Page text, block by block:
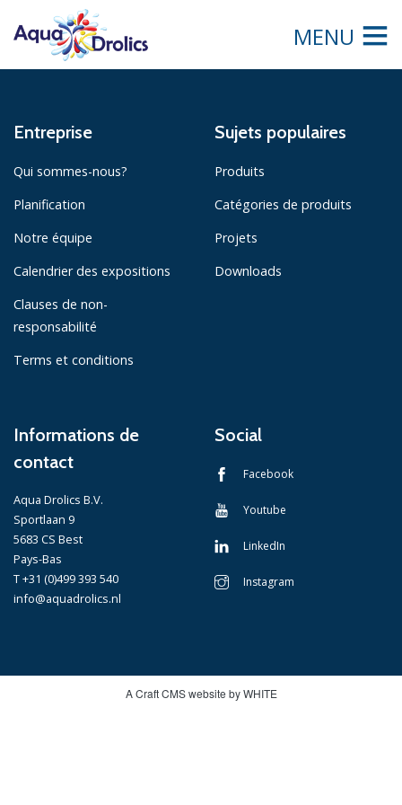
MENU
Entreprise
Qui sommes-nous?
Planification
Notre équipe
Calendrier des expositions
Clauses de non-
responsabilité
Terms et conditions
Sujets populaires
Produits
Catégories de produits
Projets
Downloads
Informations de
contact
Aqua Drolics B.V.
Sportlaan 9
5683 CS Best
Pays-Bas
T +31 (0)499 393 540
info@aquadrolics.nl
Social
Facebook
Youtube
LinkedIn
Instagram
A Craft CMS website by WHITE